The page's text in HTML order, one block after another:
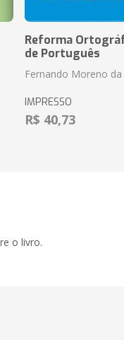
Reforma
de Português
Fernando Moreno da
IMPRESSO
R$ 40,73
o livro.